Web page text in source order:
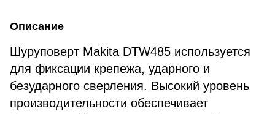
Описание
Шуруповерт Makita DTW485 используется
для фиксации крепежа, ударного и
безударного сверления. Высокий уровень
производительности обеспечивает